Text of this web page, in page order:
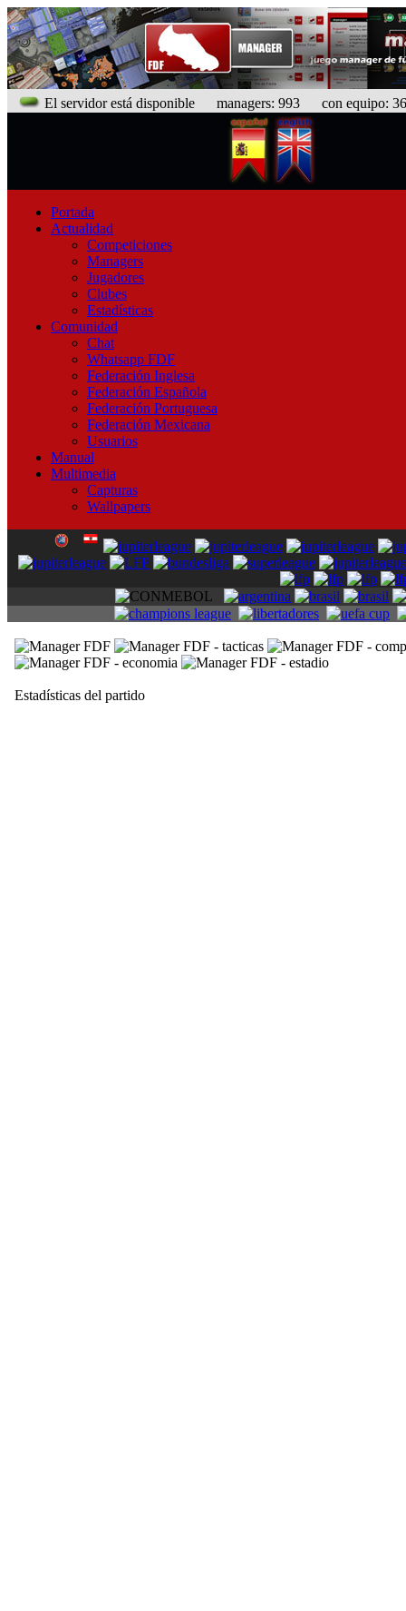
El servidor está disponible managers: 993 con equipo:
Portada
Actualidad
Competiciones
Managers
Jugadores
Clubes
Estadísticas
Comunidad
Chat
Whatsapp FDF
Federación Inglesa
Federación Española
Federación Portuguesa
Federación Mexicana
Usuarios
Manual
Multimedia
Capturas
Wallpapers
Estadísticas del partido